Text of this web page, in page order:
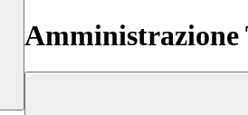
Amministrazione